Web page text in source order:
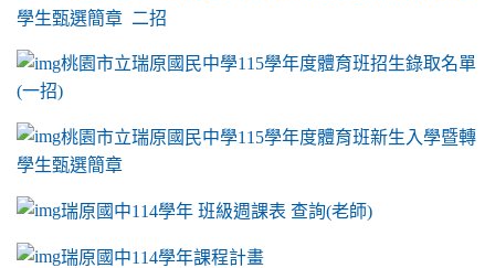
學生甄選簡章 二招
桃園市立瑞原國民中學115學年度體育班招生錄取名單
(一招)
桃園市立瑞原國民中學115學年度體育班新生入學暨轉
學生甄選簡章
瑞原國中114學年 班級週課表 查詢(老師)
瑞原國中114學年課程計畫